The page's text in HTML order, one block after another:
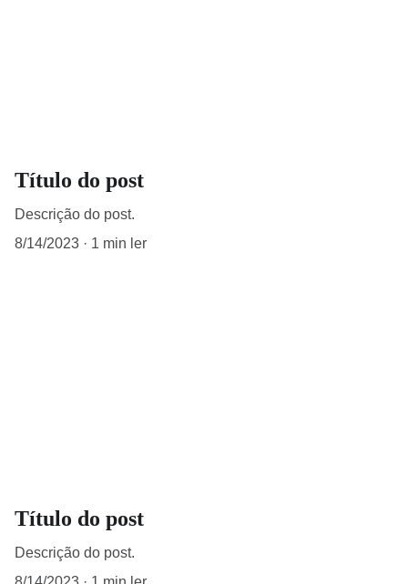
Título do post
Descrição do post.
8/14/2023
1 min ler
Título do post
Descrição do post.